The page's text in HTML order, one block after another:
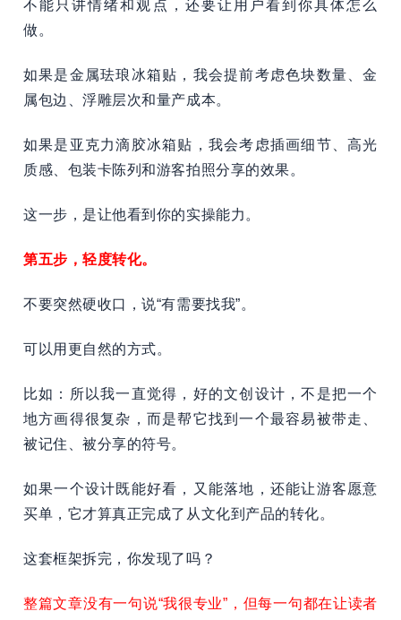
不能只讲情绪和观点，还要让用户看到你具体怎么
做。
如果是金属珐琅冰箱贴，我会提前考虑色块数量、金
属包边、浮雕层次和量产成本。
如果是亚克力滴胶冰箱贴，我会考虑插画细节、高光
质感、包装卡陈列和游客拍照分享的效果。
这一步，是让他看到你的实操能力。
第五步，轻度转化。
不要突然硬收口，说“有需要找我”。
可以用更自然的方式。
比如：所以我一直觉得，好的文创设计，不是把一个
地方画得很复杂，而是帮它找到一个最容易被带走、
被记住、被分享的符号。
如果一个设计既能好看，又能落地，还能让游客愿意
买单，它才算真正完成了从文化到产品的转化。
这套框架拆完，你发现了吗？
整篇文章没有一句说“我很专业”，但每一句都在让读者